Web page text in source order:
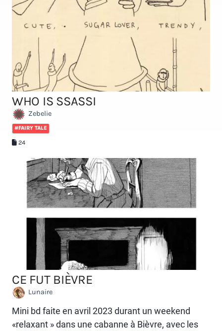
WHO IS SSASSI
Zebelie
#FAIRY TALE
24
CE FUT BIÈVRE
Lunaire
Mini bd faite en avril 2023 durant un weekend
«relaxant » dans une cabanne à Bièvre, avec les